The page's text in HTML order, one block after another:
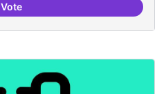
VoteConsolidar oferta antena